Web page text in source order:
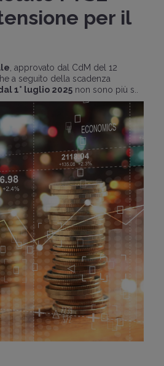
per il
, approvato dal CdM del 12
a seguito della scadenza
1° luglio 2025 non sono più s..